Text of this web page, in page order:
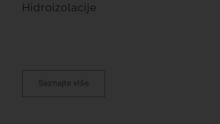
Hidroizolacije
Saznajte više